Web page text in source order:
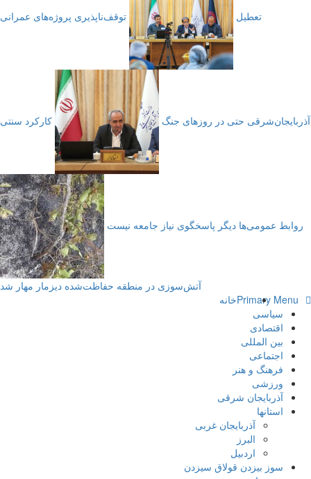
تعطیل توقف‌ناپذیری پروژه‌های عمرانی
آذربایجان‌شرقی حتی در روزهای جنگ کارکرد سنتی
روابط عمومی‌ها دیگر پاسخگوی نیاز جامعه نیست
آتش‌سوزی در منطقه حفاظت‌شده دیزمار مهار شد
Primary Menuخانه
سیاسی
اقتصادی
بین المللی
اجتماعی
فرهنگ و هنر
ورزشی
آذربایجان شرقی
استانها
آذربایجان غربی
البرز
اردبیل
سوز بیزدن قولاق سیزدن